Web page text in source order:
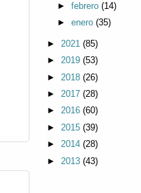
► febrero (14)
► enero (35)
► 2021 (85)
► 2019 (53)
►
2018 (26)
► 2017 (28)
► 2016 (60)
►
2015 (39)
► 2014 (28)
►
2013 (43)